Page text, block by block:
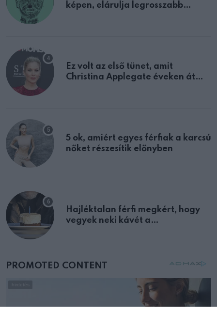
képen, elárulja legrosszabb
Ez volt az első tünet, amit
Christina Applegate éveken át
5 ok, amiért egyes férfiak a karcsú
nőket részesítik előnyben
Hajléktalan férfi megkért, hogy
vegyek neki kávét a